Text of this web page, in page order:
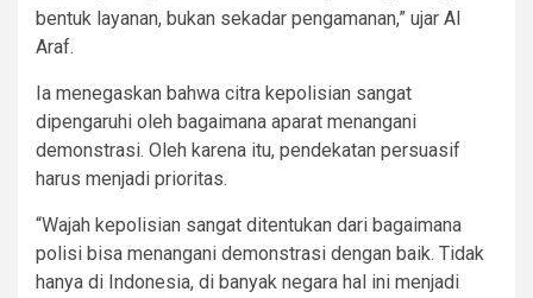
bentuk layanan, bukan sekadar pengamanan,” ujar Al
Araf.
Ia menegaskan bahwa citra kepolisian sangat
dipengaruhi oleh bagaimana aparat menangani
demonstrasi. Oleh karena itu, pendekatan persuasif
harus menjadi prioritas.
“Wajah kepolisian sangat ditentukan dari bagaimana
polisi bisa menangani demonstrasi dengan baik. Tidak
hanya di Indonesia, di banyak negara hal ini menjadi